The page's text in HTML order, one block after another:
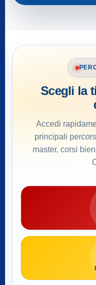
Scegli la
Accedi
principali
master, corsi